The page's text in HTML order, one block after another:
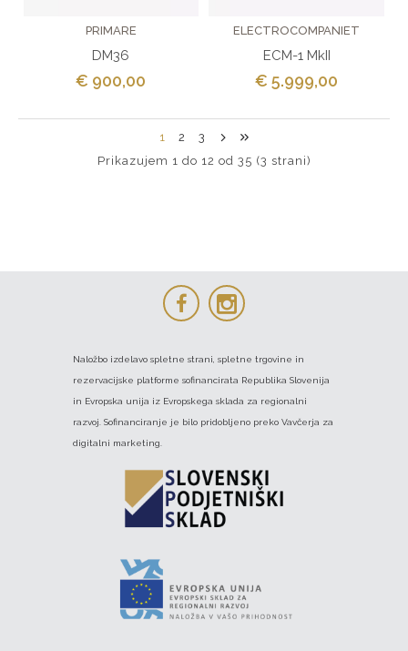
PRIMARE
DM36
€ 900,00
ELECTROCOMPANIET
ECM-1 MkII
€ 5.999,00
1 2
3
Prikazujem 1 do 12 od 35 (3 strani)
Naložbo izdelavo spletne strani, spletne trgovine in
rezervacijske platforme sofinancirata Republika Slovenija
in Evropska unija iz Evropskega sklada za regionalni
razvoj. Sofinanciranje je bilo pridobljeno preko Vavčerja za
digitalni marketing.